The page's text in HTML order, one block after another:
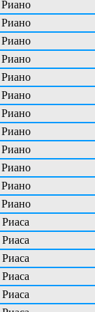
Риано
Риано
Риано
Риано
Риано
Риано
Риано
Риано
Риано
Риано
Риано
Риано
Риаса
Риаса
Риаса
Риаса
Риаса